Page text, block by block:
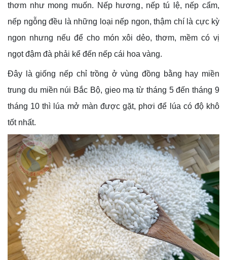
thơm như mong muốn. Nếp hương, nếp tú lệ, nếp cẩm,
nếp ngỗng đều là những loại nếp ngon, thậm chí là cực kỳ
ngon nhưng nếu để cho món xôi dẻo, thơm, mềm có vị
ngọt đậm đà phải kể đến nếp cái hoa vàng.
Đây là giống nếp chỉ trồng ở vùng đồng bằng hay miền
trung du miền núi Bắc Bộ, gieo mạ từ tháng 5 đến tháng 9
tháng 10 thì lúa mở màn được gặt, phơi để lúa có độ khô
tốt nhất.